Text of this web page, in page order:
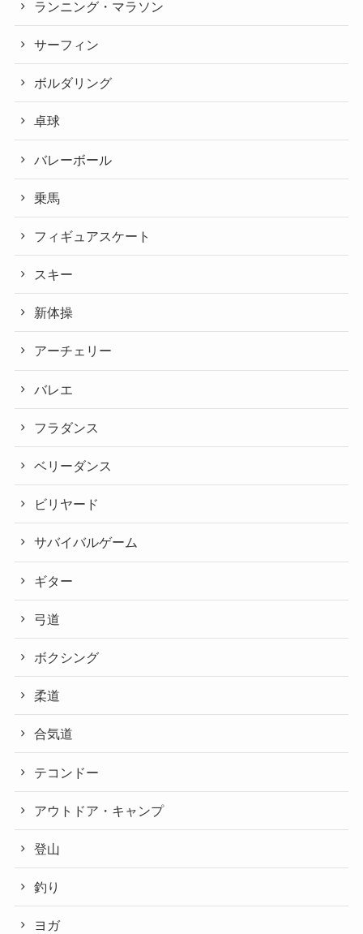
ランニング・マラソン
サーフィン
ボルダリング
卓球
バレーボール
乗馬
フィギュアスケート
スキー
新体操
アーチェリー
バレエ
フラダンス
ベリーダンス
ビリヤード
サバイバルゲーム
ギター
弓道
ボクシング
柔道
合気道
テコンドー
アウトドア・キャンプ
登山
釣り
ヨガ